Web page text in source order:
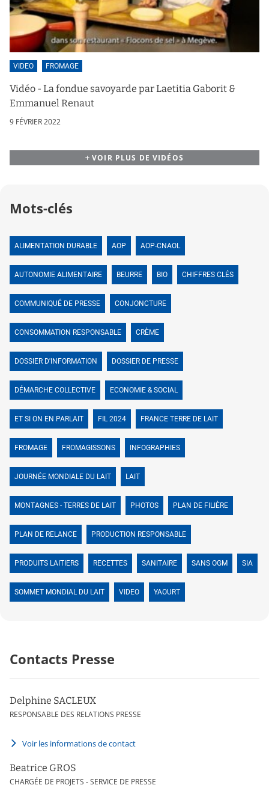
VIDEO FROMAGE
Vidéo - La fondue savoyarde par Laetitia Gaborit &
Emmanuel Renaut
9 FÉVRIER 2022
VOIR PLUS DE VIDÉOS
Mots-clés
ALIMENTATION DURABLE AOP AOP-CNAOL
AUTONOMIE ALIMENTAIRE BEURRE BIO CHIFFRES CLÉS
COMMUNIQUÉ DE PRESSE CONJONCTURE
CONSOMMATION RESPONSABLE CRÈME
DOSSIER D'INFORMATION DOSSIER DE PRESSE
DÉMARCHE COLLECTIVE ECONOMIE & SOCIAL
ET SI ON EN PARLAIT FIL 2024 FRANCE TERRE DE LAIT
FROMAGE FROMAGISSONS INFOGRAPHIES
JOURNÉE MONDIALE DU LAIT LAIT
MONTAGNES - TERRES DE LAIT PHOTOS PLAN DE FILIÈRE
PLAN DE RELANCE PRODUCTION RESPONSABLE
PRODUITS LAITIERS RECETTES SANITAIRE SANS OGM SIA
SOMMET MONDIAL DU LAIT VIDEO YAOURT
Contacts Presse
Delphine SACLEUX
RESPONSABLE DES RELATIONS PRESSE
Voir les informations de contact
Beatrice GROS
CHARGÉE DE PROJETS - SERVICE DE PRESSE